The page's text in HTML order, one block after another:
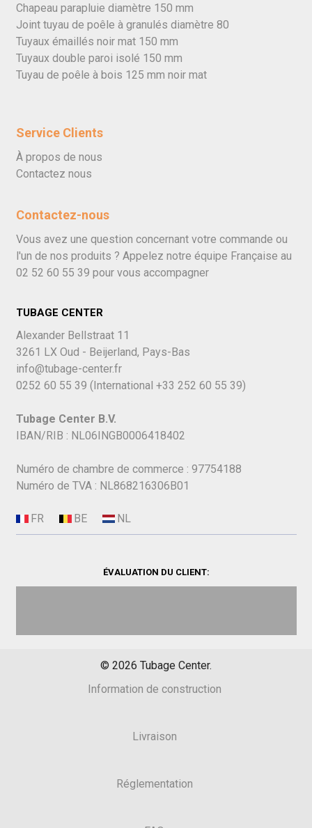
Chapeau parapluie diamètre 150 mm
Joint tuyau de poêle à granulés diamètre 80
Tuyaux émaillés noir mat 150 mm
Tuyaux double paroi isolé 150 mm
Tuyau de poêle à bois 125 mm noir mat
Service Clients
À propos de nous
Contactez nous
Contactez-nous
Vous avez une question concernant votre commande ou
l'un de nos produits ? Appelez notre équipe Française au
02 52 60 55 39 pour vous accompagner
TUBAGE CENTER
Alexander Bellstraat 11
3261 LX Oud - Beijerland, Pays-Bas
info@tubage-center.fr
0252 60 55 39 (International +33 252 60 55 39)
Tubage Center B.V.
IBAN/RIB : NL06INGB0006418402
Numéro de chambre de commerce : 97754188
Numéro de TVA : NL868216306B01
ÉVALUATION DU CLIENT:
© 2026 Tubage Center.
Information de construction
Livraison
Réglementation